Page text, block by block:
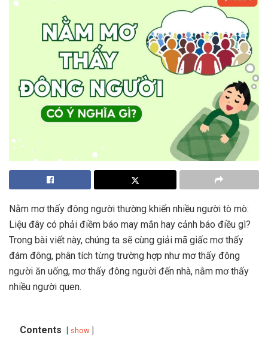
Nằm mơ thấy đông người thường khiến nhiều người tò mò:
Liệu đây có phải điềm báo may mắn hay cảnh báo điều gì?
Trong bài viết này, chúng ta sẽ cùng giải mã giấc mơ thấy
đám đông, phân tích từng trường hợp như mơ thấy đông
người ăn uống, mơ thấy đông người đến nhà, nằm mơ thấy
nhiều người quen.
Contents show